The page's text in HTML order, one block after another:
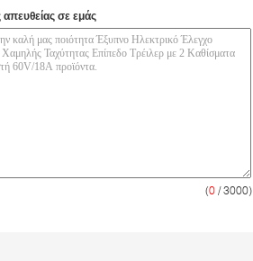
απευθείας σε εμάς
(0 / 3000)